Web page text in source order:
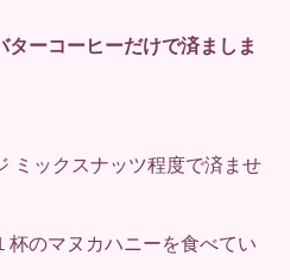
ーコーヒーだけで済ましま
ミックスナッツ程度で済ませ
杯のマヌカハニーを食べてい